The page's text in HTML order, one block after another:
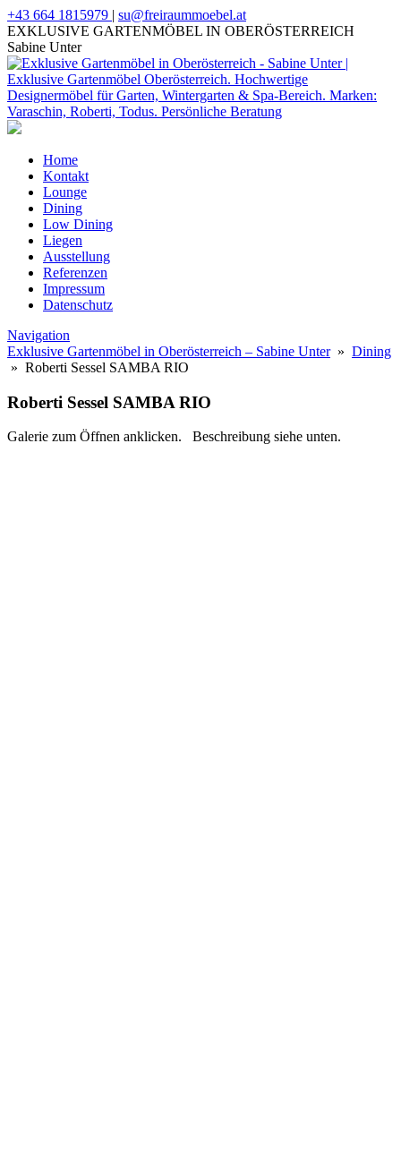
+43 664 1815979 | su@freiraummoebel.at
EXKLUSIVE GARTENMÖBEL IN OBERÖSTERREICH
Sabine Unter
Home
Kontakt
Lounge
Dining
Low Dining
Liegen
Ausstellung
Referenzen
Impressum
Datenschutz
Navigation
Exklusive Gartenmöbel in Oberösterreich – Sabine Unter» Dining
» Roberti Sessel SAMBA RIO
Roberti Sessel SAMBA RIO
Galerie zum Öffnen anklicken. Beschreibung siehe unten.